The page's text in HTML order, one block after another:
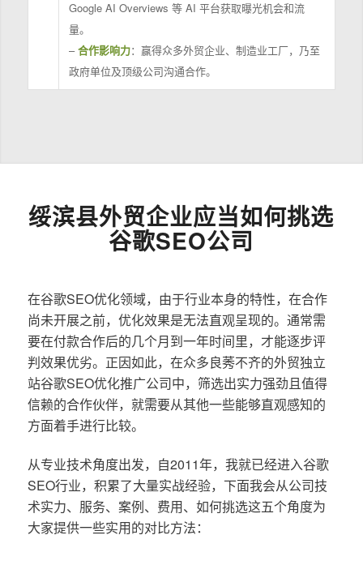
Google AI Overviews 等 AI 平台获取曝光机会和流
量。
–合作影响力：赢得众多外贸企业、制造业工厂，乃至
政府单位及顶级公司沟通合作。
绥滨县外贸企业应当如何挑选
谷歌SEO公司
在谷歌SEO优化领域，由于行业本身的特性，在合作
尚未开展之前，优化效果是无法直观呈现的。通常需
要在付款合作后的几个月到一年时间里，才能逐步评
判效果优劣。正因如此，在众多良莠不齐的外贸独立
站谷歌SEO优化推广公司中，筛选出实力强劲且值得
信赖的合作伙伴，就需要从其他一些能够直观感知的
方面着手进行比较。
从专业技术角度出发，自2011年，我就已经进入谷歌
SEO行业，积累了大量实战经验，下面我会从公司技
术实力、服务、案例、费用、如何挑选这五个角度为
大家提供一些实用的对比方法：